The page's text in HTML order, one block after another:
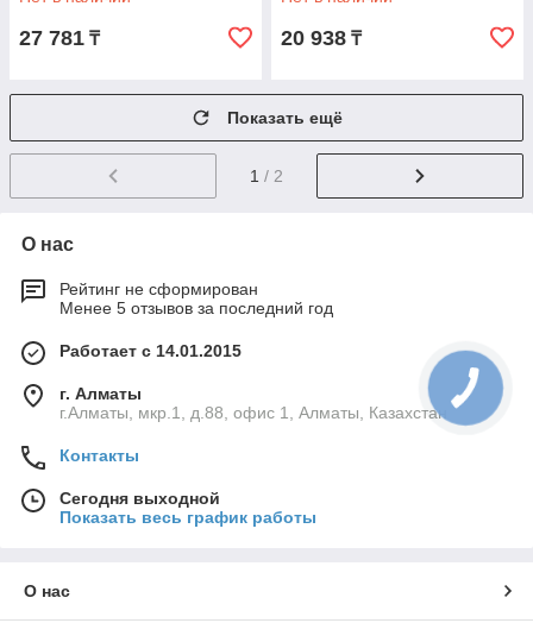
27 781 ₸ 20 938 ₸
Показать ещё
1 / 2
О нас
Рейтинг не сформирован
Менее 5 отзывов за последний год
Работает с 14.01.2015
г. Алматы
г.Алматы, мкр.1, д.88, офис 1, Алматы, Казахстан
Контакты
Сегодня выходной
Показать весь график работы
О нас